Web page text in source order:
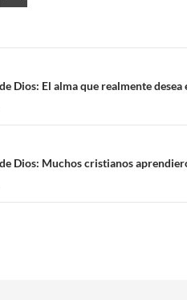
Dios: El alma que realmente desea
Dios: Muchos cristianos